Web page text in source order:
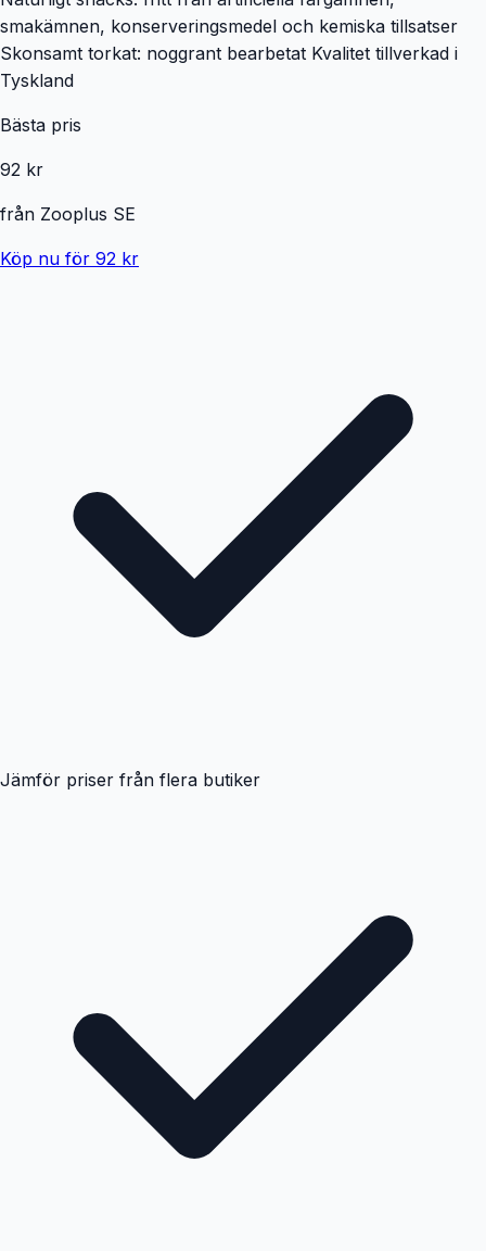
smakämnen, konserveringsmedel och kemiska tillsatser
Skonsamt torkat: noggrant bearbetat Kvalitet tillverkad i
Tyskland
Bästa pris
92 kr
från Zooplus SE
Köp nu för 92 kr
Jämför priser från flera butiker